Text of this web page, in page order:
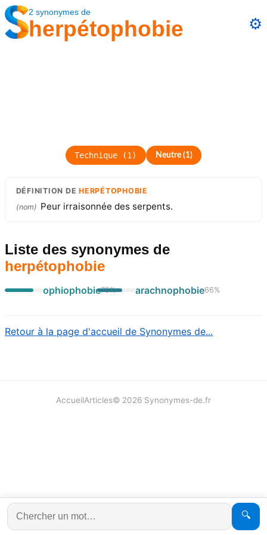
2 synonymes de
herpétophobie ⚙️
Technique (1 ) Neutre(1)
DÉFINITION DEHERPÉTOPHOBIE
(nom) Peur irraisonnée des serpents.
Liste des synonymes de
herpétophobie
ophiophobie75% arachnophobie66%
Retour à la page d'accueil de Synonymes de...
🔍
AccueilArticles© 2026 Synonymes-de.fr